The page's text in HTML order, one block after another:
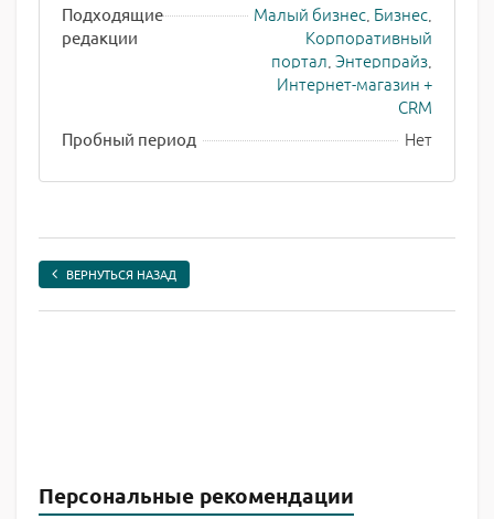
Подходящие
редакции
Малый бизнес Бизнес
Корпоративный
портал Энтерпрайз
Интернет-магазин +
CRM
Пробный период Нет
ВЕРНУТЬСЯ НАЗАД
Персональные рекомендации